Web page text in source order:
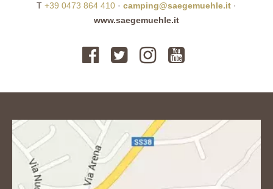
T +39 0473 864 410 · camping@saegemuehle.it ·
www.saegemuehle.it